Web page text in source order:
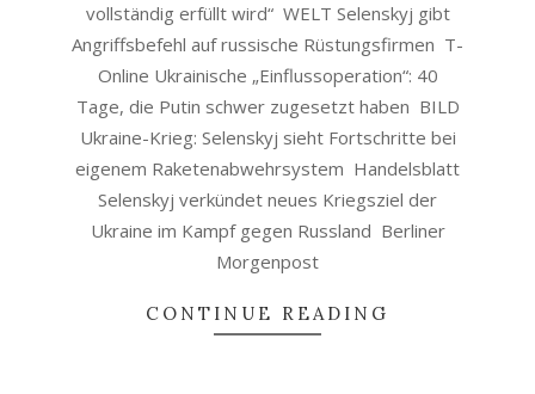
vollständig erfüllt wird“ WELT Selenskyj gibt
Angriffsbefehl auf russische Rüstungsfirmen T-
Online Ukrainische „Einflussoperation“: 40
Tage, die Putin schwer zugesetzt haben BILD
Ukraine-Krieg: Selenskyj sieht Fortschritte bei
eigenem Raketenabwehrsystem Handelsblatt
Selenskyj verkündet neues Kriegsziel der
Ukraine im Kampf gegen Russland Berliner
Morgenpost
CONTINUE READING